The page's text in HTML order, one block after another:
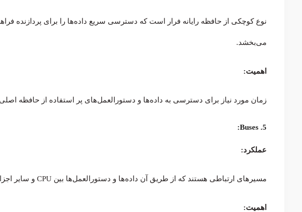
نوع کوچکی از حافظه رایانه فرار است که دسترسی سریع داده‌ها را برای پردازنده
می‌بخشد.
اهمیت:
زمان مورد نیاز برای دسترسی به داده‌ها و دستورالعمل‌های پر استفاده از حافظه
5. Buses:
عملکرد:
مسیرهای ارتباطی هستند که از طریق آن داده‌ها و دستورالعمل‌ها بین CPU و سایر اجزای کامپیوتر حرکت می‌کنند.
اهمیت: